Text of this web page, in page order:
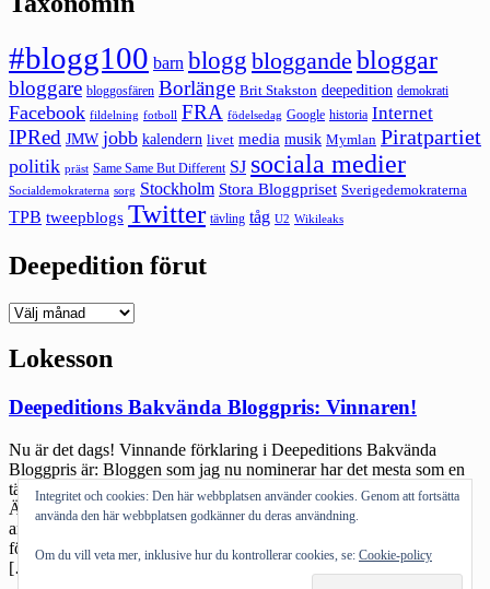
#blogg100 barn blogg bloggande bloggar
bloggare bloggosfären Borlänge Brit Stakston deepedition demokrati
Facebook fildelning fotboll FRA födelsedag Google historia Internet
IPRed JMW jobb kalendern livet media musik Mymlan Piratpartiet
politik präst Same Same But Different SJ sociala medier
Socialdemokraterna sorg Stockholm Stora Bloggpriset Sverigedemokraterna
TPB tweepblogs Twitter tävling tåg U2 Wikileaks
Deepedition förut
Deepedition
Lokesson
Deepeditions Bakvända Bloggpris: Vinnaren!
Nu är det dags! Vinnande förklaring i Deepeditions Bakvända
Bloggpris är: Bloggen som jag nu nominerar har det mesta som en
tänkande, nyfiken och diskussionssugen läsare kan önska sig.
Ämnena i bloggen varierar, men de är oftast tankeväckande små
amatörfilosoferingar över aktuella händelser, fenomen och
företeelser. Bloggaren har åsikter om det mesta, men inläggen är
[…]
Integritet och cookies: Den här webbplatsen använder cookies. Genom att fortsätta
använda den här webbplatsen godkänner du deras användning.
Om du vill veta mer, inklusive hur du kontrollerar cookies, se: Cookie-policy